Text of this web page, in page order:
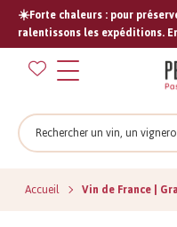
☀️Forte chaleurs : pour
ralentissons les expéditions.
Rechercher
Accueil Vin de France |